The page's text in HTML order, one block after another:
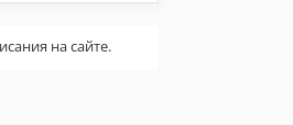
на сайте.